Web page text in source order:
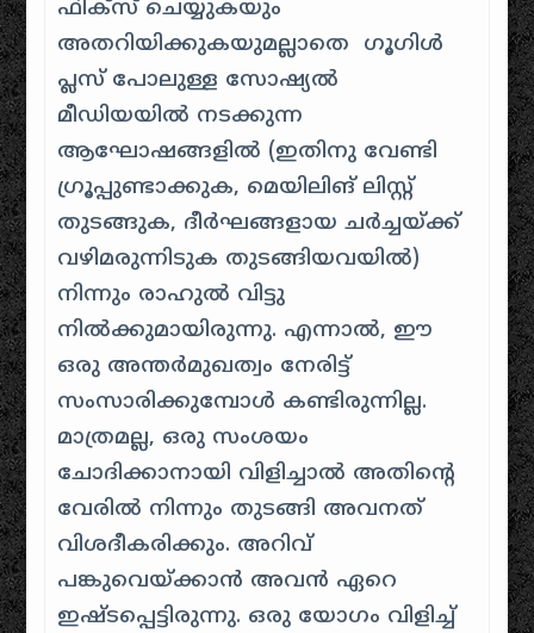
ഫിക്സ് ചെയ്യുകയും
അതറിയിക്കുകയുമല്ലാതെ ഗൂഗിൾ
പ്ലസ് പോലുള്ള സോഷ്യൽ
മീഡിയയിൽ നടക്കുന്ന
ആഘോഷങ്ങളിൽ (ഇതിനു വേണ്ടി
ഗ്രൂപ്പുണ്ടാക്കുക, മെയിലിങ് ലിസ്റ്റ്
തുടങ്ങുക, ദീർഘങ്ങളായ ചർച്ചയ്ക്ക്
വഴിമരുന്നിടുക തുടങ്ങിയവയിൽ)
നിന്നും രാഹുൽ വിട്ടു
നിൽക്കുമായിരുന്നു. എന്നാൽ, ഈ
ഒരു അന്തർമുഖത്വം നേരിട്ട്
സംസാരിക്കുമ്പോൾ കണ്ടിരുന്നില്ല.
മാത്രമല്ല, ഒരു സംശയം
ചോദിക്കാനായി വിളിച്ചാൽ അതിന്റെ
വേരിൽ നിന്നും തുടങ്ങി അവനത്
വിശദീകരിക്കും. അറിവ്
പങ്കുവെയ്ക്കാൻ അവൻ ഏറെ
ഇഷ്ടപ്പെട്ടിരുന്നു. ഒരു യോഗം വിളിച്ച്